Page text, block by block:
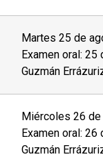
información
Martes 25 de
Examen oral:
Guzmán
Miércoles 26 de
Examen oral:
Guzmán